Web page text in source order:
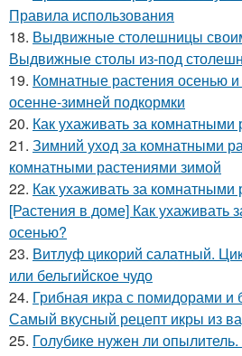
Правила использования
18. Выдвижные столешницы
Выдвижные столы из-под
19. Комнатные растения осенью
осенне-зимней подкормки
20. Как ухаживать за комнатными
21. Зимний уход за комнатными
комнатными растениями зимой
22. Как ухаживать за
[Растения в доме] Как ухаживать
осенью?
23. Витлуф цикорий салатный.
или бельгийское чудо
24. Грибная икра с помидорами и
Самый вкусный рецепт икры из
25. Голубике нужен ли